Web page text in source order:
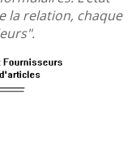
la relation, chaque